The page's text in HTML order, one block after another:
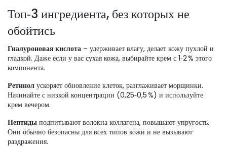
Топ‑3 ингредиента, без которых не
обойтись
Гиалуроновая кислота – удерживает влагу, делает кожу пухлой и
гладкой. Даже если у вас сухая кожа, выбирайте крем с 1‑2 % этого
компонента.
Ретинол ускоряет обновление клеток, разглаживает морщинки.
Начинайте с низкой концентрации (0,25‑0,5 %) и используйте
крем вечером.
Пептиды подпитывают волокна коллагена, повышают упругость.
Они обычно безопасны для всех типов кожи и не вызывают
раздражения.